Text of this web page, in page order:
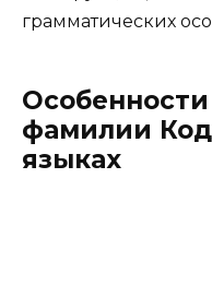
грамматических
фамилии
языках